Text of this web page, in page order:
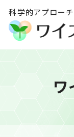
科学的アプロー
ワイズ
品開発
品表示
ワ